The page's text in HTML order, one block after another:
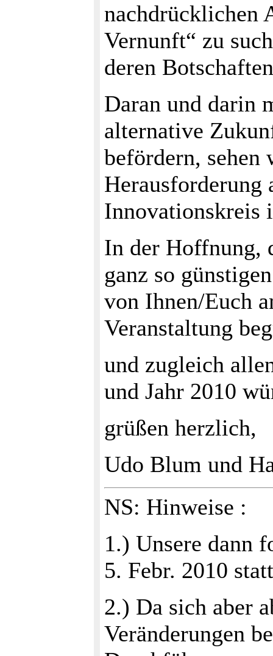
nachdrücklichen
Vernunft“ zu
deren
Daran und darin
alternative
befördern,
Herausforderung
Innovationskreis
In der Hoffnung,
ganz so
von Ihnen/Euch
Veranstaltung
und zugleich
und Jahr 2010
grüßen herzlich,
Udo Blum und
NS: Hinweise :
1.) Unsere dann
5. Febr. 2010
2.) Da sich aber
Veränderungen